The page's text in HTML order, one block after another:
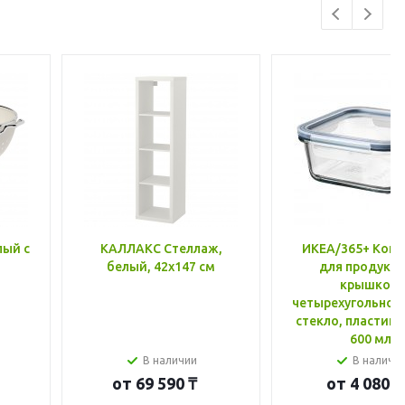
с
КАЛЛАКС Стеллаж,
белый, 42x147 см
В наличии
от 69 590 ₸
ИКЕА/365+
для
крышкой,
стекло, пластик
600 мл
В
от 4 080 ₸